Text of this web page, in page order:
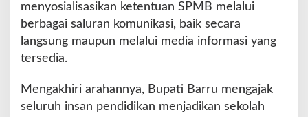
menyosialisasikan ketentuan SPMB melalui
berbagai saluran komunikasi, baik secara
langsung maupun melalui media informasi yang
tersedia.
Mengakhiri arahannya, Bupati Barru mengajak
seluruh insan pendidikan menjadikan sekolah